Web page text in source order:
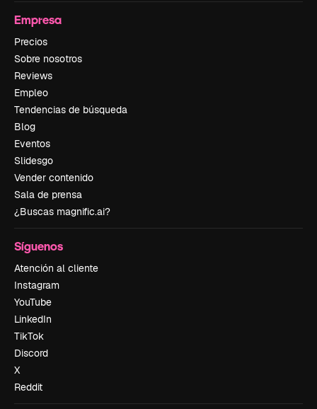
Empresa
Precios
Sobre nosotros
Reviews
Empleo
Tendencias de búsqueda
Blog
Eventos
Slidesgo
Vender contenido
Sala de prensa
¿Buscas magnific.ai?
Síguenos
Atención al cliente
Instagram
YouTube
LinkedIn
TikTok
Discord
X
Reddit